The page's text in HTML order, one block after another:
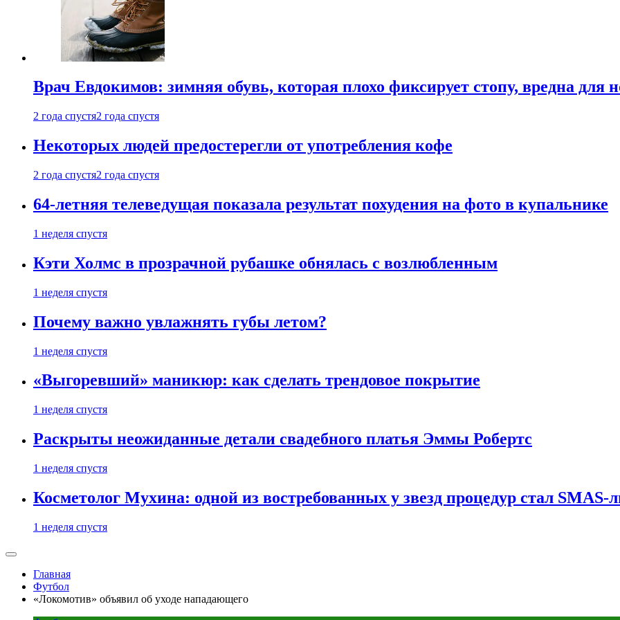
Врач Евдокимов: зимняя обувь, которая плохо фиксирует стопу, вредна для
2 года спустя2 года спустя
Некоторых людей предостерегли от употребления кофе
2 года спустя2 года спустя
64-летняя телеведущая показала результат похудения на фото в купальнике
1 неделя спустя
Кэти Холмс в прозрачной рубашке обнялась с возлюбленным
1 неделя спустя
Почему важно увлажнять губы летом?
1 неделя спустя
«Выгоревший» маникюр: как сделать трендовое покрытие
1 неделя спустя
Раскрыты неожиданные детали свадебного платья Эммы Робертс
1 неделя спустя
Косметолог Мухина: одной из востребованных у звезд процедур стал SMAS-
1 неделя спустя
Главная
Футбол
«Локомотив» объявил об уходе нападающего